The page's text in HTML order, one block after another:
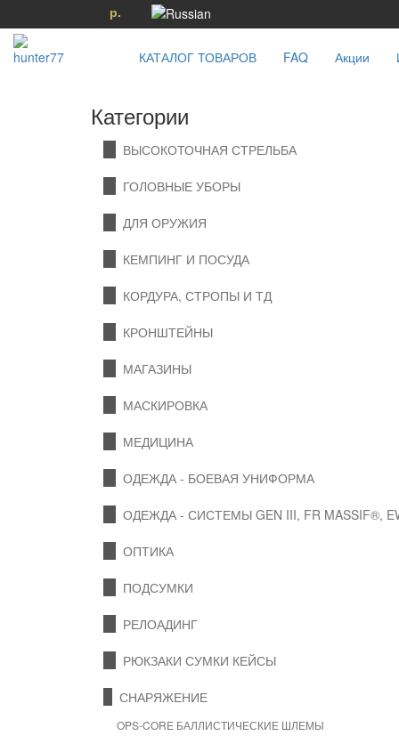
р.
КАТАЛОГ ТОВАРОВ FAQ Акции
Категории
ВЫСОКОТОЧНАЯ СТРЕЛЬБА
ГОЛОВНЫЕ УБОРЫ
ДЛЯ ОРУЖИЯ
КЕМПИНГ И ПОСУДА
КОРДУРА, СТРОПЫ И ТД
КРОНШТЕЙНЫ
МАГАЗИНЫ
МАСКИРОВКА
МЕДИЦИНА
ОДЕЖДА - БОЕВАЯ УНИФОРМА
ОДЕЖДА - СИСТЕМЫ GEN III, FR MASSIF®,
ОПТИКА
ПОДСУМКИ
РЕЛОАДИНГ
РЮКЗАКИ СУМКИ КЕЙСЫ
СНАРЯЖЕНИЕ
OPS-CORE БАЛЛИСТИЧЕСКИЕ ШЛЕМЫ